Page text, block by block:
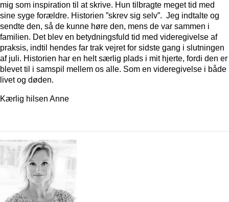
mig som inspiration til at skrive. Hun tilbragte meget tid med
sine syge forældre. Historien ”skrev sig selv”. Jeg indtalte og
sendte den, så de kunne høre den, mens de var sammen i
familien. Det blev en betydningsfuld tid med videregivelse af
praksis, indtil hendes far trak vejret for sidste gang i slutningen
af juli. Historien har en helt særlig plads i mit hjerte, fordi den er
blevet til i samspil mellem os alle. Som en videregivelse i både
livet og døden.
Kærlig hilsen Anne